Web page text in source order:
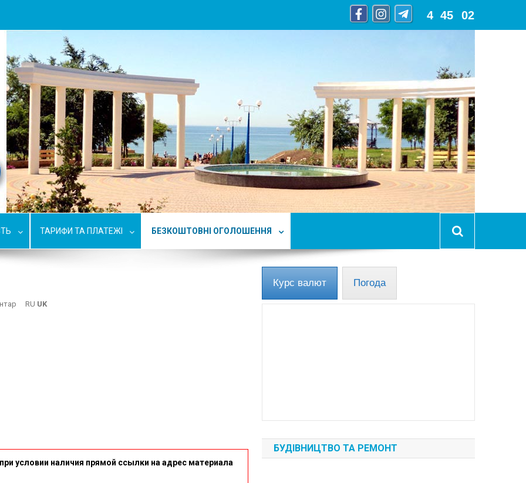
4 45 04
ТАРИФИ ТА ПЛАТЕЖІ БЕЗКОШТОВНІ ОГОЛОШЕННЯ
RU UK
условии наличия прямой ссылки на адрес материала
Курс валют Погода
БУДІВНИЦТВО ТА РЕМОНТ